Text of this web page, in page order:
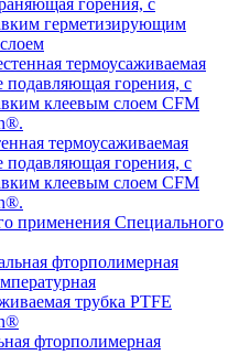
горения, с
герметизирующим
термоусаживаемая
подавляющая горения, с
клеевым слоем CFM
Специального
фторполимерная